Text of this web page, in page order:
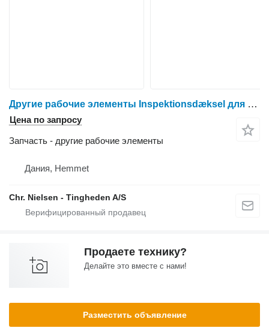
Другие рабочие элементы Inspektionsdæksel для зерноуборочного комбайна Dronningborg D1650
Цена по запросу
Запчасть - другие рабочие элементы
Дания, Hemmet
Chr. Nielsen - Tingheden A/S
Продаете технику?
Делайте это вместе с нами!
Разместить объявление